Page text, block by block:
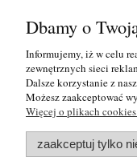
Informacje
Regulamin
Polityka
Jak kupować?
Dbamy o
Informujemy, iż w celu
zewnętrznych sieci
Dalsze korzystanie z
Możesz zaakceptować
Więcej o plikach
zaakceptuj tylko